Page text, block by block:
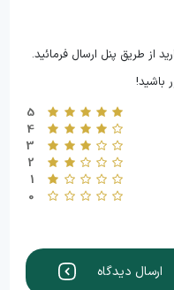
از طریق پنل ارسال فرمائید.
5
4
3
2
1
0
ارسال دیدگاه